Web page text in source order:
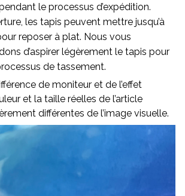
le processus d’expédition.
les tapis peuvent mettre jusqu’à
reposer à plat. Nous vous
d’aspirer légèrement le tapis pour
de tassement.
de moniteur et de l’effet
et la taille réelles de l’article
différentes de l’image visuelle.